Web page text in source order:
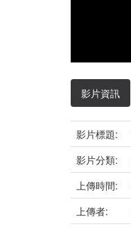
影片資訊
影片標題:
影片分類:
上傳時間:
上傳者: